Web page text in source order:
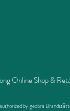
Online Shop &
by geobra